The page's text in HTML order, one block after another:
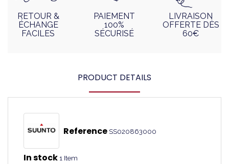
RETOUR &
ÉCHANGE
FACILES
PAIEMENT
100%
SÉCURISÉ
LIVRAISON
OFFERTE DÈS
60€
PRODUCT DETAILS
Reference SS020863000
In stock 1 Item